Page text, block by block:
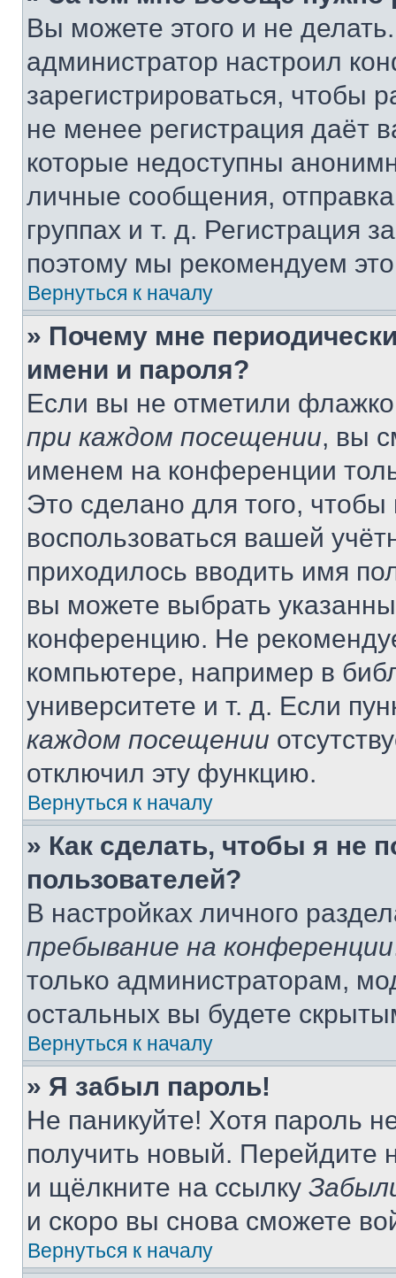
Вы можете этого и не
администратор настроил
зарегистрироваться, чтобы
не менее регистрация даёт
которые недоступны
личные сообщения,
группах и т. д. Регистрация
поэтому мы рекомендуем
Вернуться к началу
» Почему мне
имени и пароля?
Если вы не отметили
при каждом посещении, вы
именем на конференции
Это сделано для того, чтобы
воспользоваться вашей
приходилось вводить имя
вы можете выбрать
конференцию. Не
компьютере, например в
университете и т. д. Если
каждом посещении
отключил эту функцию.
Вернуться к началу
» Как сделать, чтобы я не
пользователей?
В настройках личного
пребывание на конференции
только администраторам,
остальных вы будете
Вернуться к началу
» Я забыл пароль!
Не паникуйте! Хотя пароль
получить новый. Перейдите
и щёлкните на ссылку
и скоро вы снова сможете
Вернуться к началу